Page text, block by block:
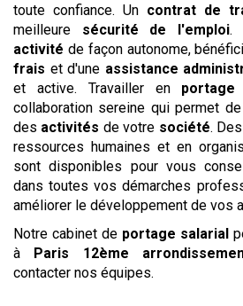
toute confiance. Un contrat de
meilleure sécurité de l'emploi.
activité de façon autonome,
frais et d'une assistance
et active. Travailler en portage
collaboration sereine qui permet
des activités de votre société.
ressources humaines et en
sont disponibles pour vous
dans toutes vos démarches
améliorer le développement de vos
Notre cabinet de portage salarial
à Paris 12ème
contacter nos équipes.